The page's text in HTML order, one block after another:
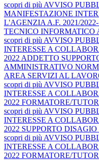
scopri di più AVVISO
MANIFESTAZIONE
L'AGENZIA A.F. 2021/
TECNICO INFORMATICO
scopri di più AVVISO
INTERESSE A
2022 ADDETTO
AMMINISTRATIVO
AREA SERVIZI AL
scopri di più AVVISO
INTERESSE A
2022 FORMATORE/
scopri di più AVVISO
INTERESSE A
2022 SUPPORTO
scopri di più AVVISO
INTERESSE A
2022 FORMATORE/TUTOR